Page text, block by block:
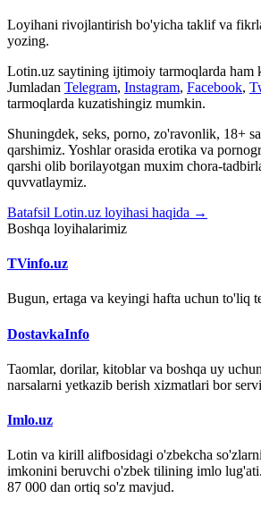
Loyihani rivojlantirish bo'yicha taklif va
yozing.
Lotin.uz saytining ijtimoiy tarmoqlarda ham
Jumladan Telegram, Instagram, Facebook,
tarmoqlarda kuzatishingiz mumkin.
Shuningdek, seks, porno, zo'ravonlik, 18+
qarshimiz. Yoshlar orasida erotika va
qarshi olib borilayotgan muxim chora-
quvvatlaymiz.
Batafsil Lotin.uz loyihasi haqida →
Boshqa loyihalarimiz
TVinfo.uz
Bugun, ertaga va keyingi hafta uchun to'liq
DostavkaInfo
Taomlar, dorilar, kitoblar va boshqa uy
narsalarni yetkazib berish xizmatlari bor
Imlo.uz
Lotin va kirill alifbosidagi o'zbekcha
imkonini beruvchi o'zbek tilining imlo
87 000 dan ortiq so'z mavjud.